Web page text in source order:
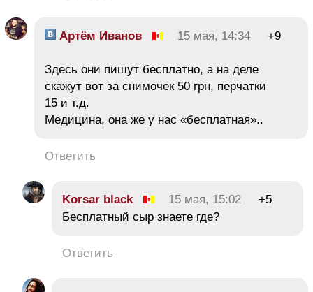
Артём Иванов 15 мая, 14:34 +9
Здесь они пишут бесплатно, а на деле
скажут вот за снимочек 50 грн, перчатки
15 и т.д.
Медицина, она же у нас «бесплатная»..
Ответить
Korsar black 15 мая, 15:02
+5
Бесплатный сыр знаете где?
Ответить